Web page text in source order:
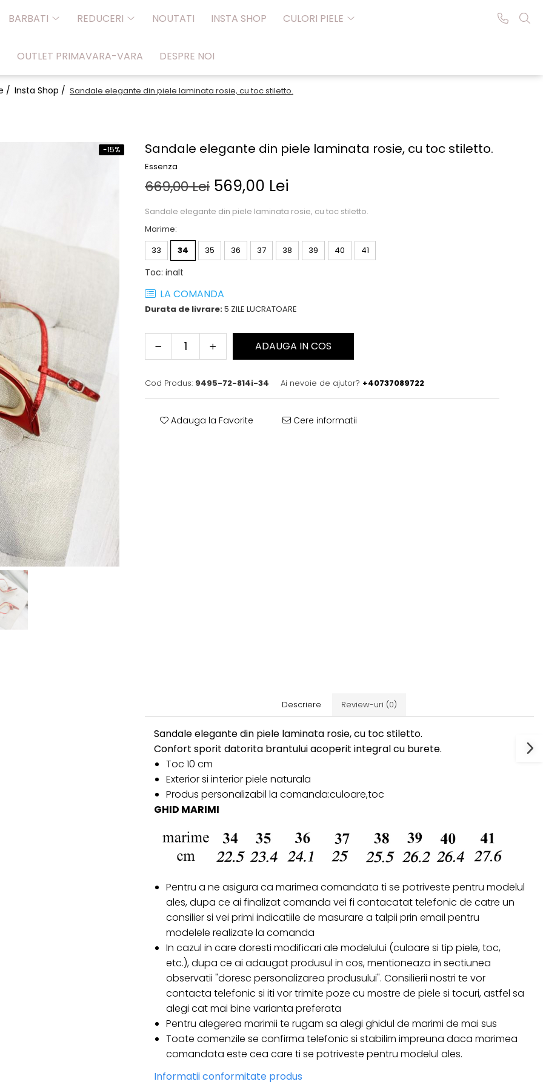
BARBATI REDUCERI NOUTATI INSTA SHOP CULORI PIELE
OUTLET PRIMAVARA-VARA DESPRE NOI
/ Insta Shop / Sandale elegante din piele laminata rosie, cu toc stiletto.
Sandale elegante din piele laminata rosie, cu toc stiletto.
Essenza
-15%
669,00 Lei 569,00 Lei
Sandale elegante din piele laminata rosie, cu toc stiletto.
Marime:
33
34 35 36 37 38 39 40 41
Toc: inalt
LA COMANDA
Durata de livrare:5 ZILE LUCRATOARE
ADAUGA IN COS
Cod Produs: 9495-72-814i-34 Ai nevoie de ajutor? +40737089722
Adauga la Favorite Cere informatii
Descriere Review-uri (0)
Sandale elegante din piele laminata rosie, cu toc stiletto.
Confort sporit datorita brantului acoperit integral cu burete.
Toc 10 cm
Exterior si interior piele naturala
Produs personalizabil la comanda:culoare,toc
GHID MARIMI
Pentru a ne asigura ca marimea comandata ti se potriveste pentru modelul
ales, dupa ce ai finalizat comanda vei fi contacatat telefonic de catre un
consilier si vei primi indicatiile de masurare a talpii prin email pentru
modelele realizate la comanda
In cazul in care doresti modificari ale modelului (culoare si tip piele, toc,
etc.), dupa ce ai adaugat produsul in cos, mentioneaza in sectiunea
observatii "doresc personalizarea produsului". Consilierii nostri te vor
contacta telefonic si iti vor trimite poze cu mostre de piele si tocuri, astfel sa
alegi cat mai bine varianta preferata
Pentru alegerea marimii te rugam sa alegi ghidul de marimi de mai sus
Toate comenzile se confirma telefonic si stabilim impreuna daca marimea
comandata este cea care ti se potriveste pentru modelul ales.
Informatii conformitate produs